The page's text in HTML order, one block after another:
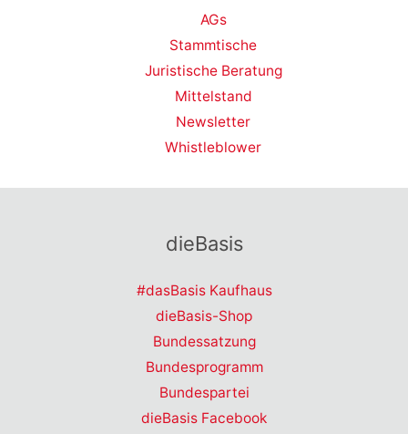
AGs
Stammtische
Juristische Beratung
Mittelstand
Newsletter
Whistleblower
dieBasis
#dasBasis Kaufhaus
dieBasis-Shop
Bundessatzung
Bundesprogramm
Bundespartei
dieBasis Facebook